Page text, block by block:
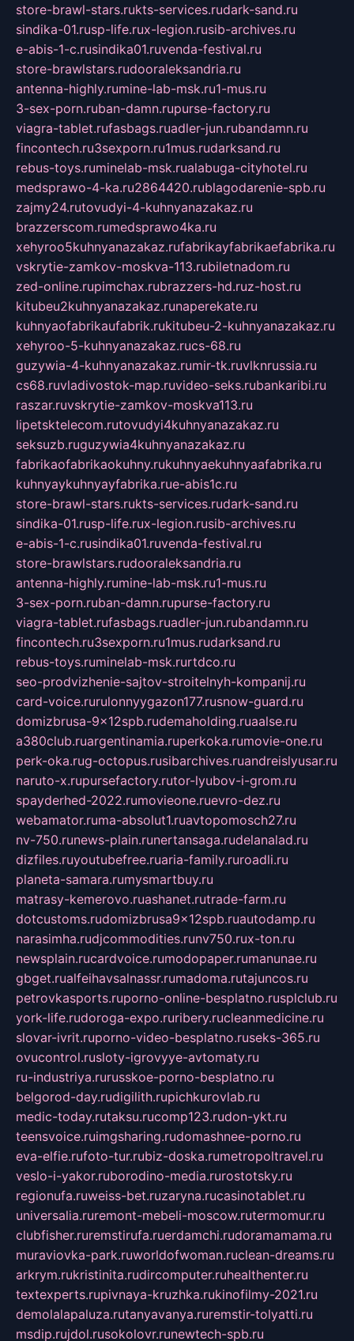
store-brawl-stars.rukts-services.rudark-sand.ru
sindika-01.rusp-life.rux-legion.rusib-archives.ru
e-abis-1-c.rusindika01.ruvenda-festival.ru
store-brawlstars.rudooraleksandria.ru
antenna-highly.rumine-lab-msk.ru1-mus.ru
3-sex-porn.ruban-damn.rupurse-factory.ru
viagra-tablet.rufasbags.ruadler-jun.rubandamn.ru
fincontech.ru3sexporn.ru1mus.rudarksand.ru
rebus-toys.ruminelab-msk.rualabuga-cityhotel.ru
medsprawo-4-ka.ru2864420.rublagodarenie-spb.ru
zajmy24.rutovudyi-4-kuhnyanazakaz.ru
brazzerscom.rumedsprawo4ka.ru
xehyroo5kuhnyanazakaz.rufabrikayfabrikaefabrika.ru
vskrytie-zamkov-moskva-113.rubiletnadom.ru
zed-online.rupimchax.rubrazzers-hd.ruz-host.ru
kitubeu2kuhnyanazakaz.runaperekate.ru
kuhnyaofabrikaufabrik.rukitubeu-2-kuhnyanazakaz.ru
xehyroo-5-kuhnyanazakaz.rucs-68.ru
guzywia-4-kuhnyanazakaz.rumir-tk.ruvlknrussia.ru
cs68.ruvladivostok-map.ruvideo-seks.rubankaribi.ru
raszar.ruvskrytie-zamkov-moskva113.ru
lipetsktelecom.rutovudyi4kuhnyanazakaz.ru
seksuzb.ruguzywia4kuhnyanazakaz.ru
fabrikaofabrikaokuhny.rukuhnyaekuhnyaafabrika.ru
kuhnyaykuhnyayfabrika.rue-abis1c.ru
store-brawl-stars.rukts-services.rudark-sand.ru
sindika-01.rusp-life.rux-legion.rusib-archives.ru
e-abis-1-c.rusindika01.ruvenda-festival.ru
store-brawlstars.rudooraleksandria.ru
antenna-highly.rumine-lab-msk.ru1-mus.ru
3-sex-porn.ruban-damn.rupurse-factory.ru
viagra-tablet.rufasbags.ruadler-jun.rubandamn.ru
fincontech.ru3sexporn.ru1mus.rudarksand.ru
rebus-toys.ruminelab-msk.rurtdco.ru
seo-prodvizhenie-sajtov-stroitelnyh-kompanij.ru
card-voice.rurulonnyygazon177.rusnow-guard.ru
domizbrusa-9x12spb.rudemaholding.ruaalse.ru
a380club.ruargentinamia.ruperkoka.rumovie-one.ru
perk-oka.rug-octopus.rusibarchives.ruandreislyusar.ru
naruto-x.rupursefactory.rutor-lyubov-i-grom.ru
spayderhed-2022.rumovieone.ruevro-dez.ru
webamator.ruma-absolut1.ruavtopomosch27.ru
nv-750.runews-plain.runertansaga.rudelanalad.ru
dizfiles.ruyoutubefree.ruaria-family.ruroadli.ru
planeta-samara.rumysmartbuy.ru
matrasy-kemerovo.ruashanet.rutrade-farm.ru
dotcustoms.rudomizbrusa9x12spb.ruautodamp.ru
narasimha.rudjcommodities.runv750.rux-ton.ru
newsplain.rucardvoice.rumodopaper.rumanunae.ru
gbget.rualfeihavsalnassr.rumadoma.rutajuncos.ru
petrovkasports.ruporno-online-besplatno.rusplclub.ru
york-life.rudoroga-expo.ruribery.rucleanmedicine.ru
slovar-ivrit.ruporno-video-besplatno.ruseks-365.ru
ovucontrol.rusloty-igrovyye-avtomaty.ru
ru-industriya.rurusskoe-porno-besplatno.ru
belgorod-day.rudigilith.rupichkurovlab.ru
medic-today.rutaksu.rucomp123.rudon-ykt.ru
teensvoice.ruimgsharing.rudomashnee-porno.ru
eva-elfie.rufoto-tur.rubiz-doska.rumetropoltravel.ru
veslo-i-yakor.ruborodino-media.rurostotsky.ru
regionufa.ruweiss-bet.ruzaryna.rucasinotablet.ru
universalia.ruremont-mebeli-moscow.rutermomur.ru
clubfisher.ruremstirufa.ruerdamchi.rudoramamama.ru
muraviovka-park.ruworldofwoman.ruclean-dreams.ru
arkrym.rukristinita.rudircomputer.ruhealthenter.ru
textexperts.rupivnaya-kruzhka.rukinofilmy-2021.ru
demolalapaluza.rutanyavanya.ruremstir-tolyatti.ru
msdip.rujdol.rusokolovr.runewtech-spb.ru